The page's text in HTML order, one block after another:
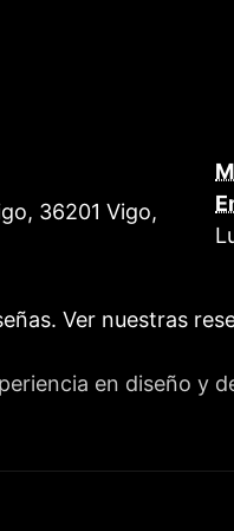
, 36201 Vigo,
Ver nuestras
en diseño y